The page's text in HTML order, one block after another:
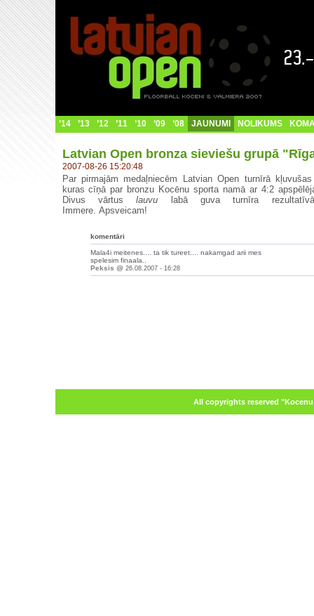
’14 ’13 ’12 ’11 ’10 ’09 ’08 JAUNUMI NOLIKUMS
Latvian Open bronza sieviešu grupā
2007-08-26 15:20:48
Par pirmajām medaļniecēm Latvian Open turnīrā
kuras cīņā par bronzu Kocēnu sporta namā ar 4:2
Divus vārtuslauvu labā guva turnīra
Immere. Apsveicam!
komentāri
Mala4i meitenes.... ta tik tureet.... nakamgad arii mes
spelesim finaala..
Peksis @ 26.08.2007 - 16:28
All copyrights reserved